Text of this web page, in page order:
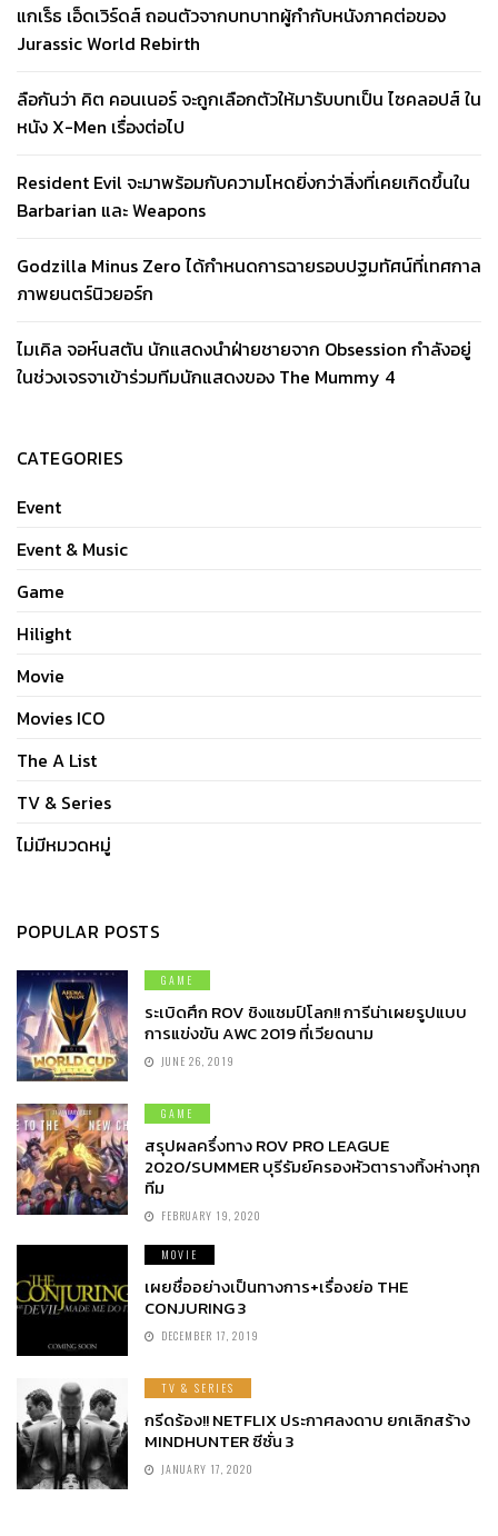
แกเร็ธ เอ็ดเวิร์ดส์ ถอนตัวจากบทบาทผู้กำกับหนังภาคต่อของ
Jurassic World Rebirth
ลือกันว่า คิต คอนเนอร์ จะถูกเลือกตัวให้มารับบทเป็น ไซคลอปส์ ใน
หนัง X-Men เรื่องต่อไป
Resident Evil จะมาพร้อมกับความโหดยิ่งกว่าสิ่งที่เคยเกิดขึ้นใน
Barbarian และ Weapons
Godzilla Minus Zero ได้กำหนดการฉายรอบปฐมทัศน์ที่เทศกาล
ภาพยนตร์นิวยอร์ก
ไมเคิล จอห์นสตัน นักแสดงนำฝ่ายชายจาก Obsession กำลังอยู่
ในช่วงเจรจาเข้าร่วมทีมนักแสดงของ The Mummy 4
CATEGORIES
Event
Event & Music
Game
Hilight
Movie
Movies ICO
The A List
TV & Series
ไม่มีหมวดหมู่
POPULAR POSTS
GAME
ระเบิดศึก ROV ชิงแชมป์โลก!! การีน่าเผยรูปแบบ
การแข่งขัน AWC 2019 ที่เวียดนาม
JUNE 26, 2019
GAME
สรุปผลครึ่งทาง ROV PRO LEAGUE
2020/SUMMER บุรีรัมย์ครองหัวตารางทิ้งห่างทุก
ทีม
FEBRUARY 19, 2020
MOVIE
เผยชื่ออย่างเป็นทางการ+เรื่องย่อ THE
CONJURING 3
DECEMBER 17, 2019
TV & SERIES
กรีดร้อง!! NETFLIX ประกาศลงดาบ ยกเลิกสร้าง
MINDHUNTER ซีซั่น 3
JANUARY 17, 2020